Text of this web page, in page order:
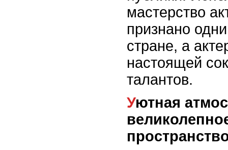
мастерство
признано
стране, а
настоящей
талантов.
Уютная атмосфера и